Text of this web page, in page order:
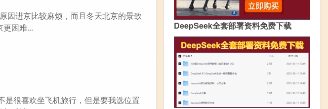
因进京比较麻烦，而且冬天北京的景致
困难...
是很喜欢坐飞机旅行，但是要我选位置
DeepSeek全套部署资料免费下载